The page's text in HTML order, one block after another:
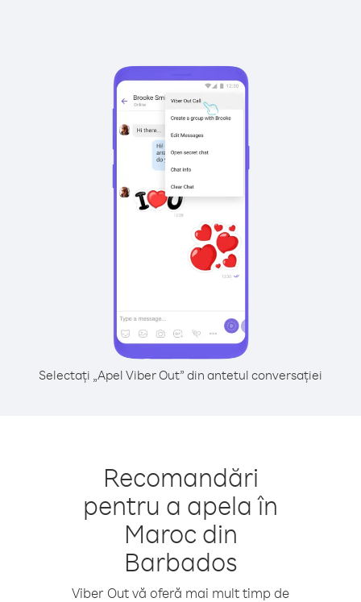
Selectați „Apel Viber Out” din antetul conversației
Recomandări
pentru a apela în
Maroc din
Barbados
Viber Out vă oferă mai mult timp de